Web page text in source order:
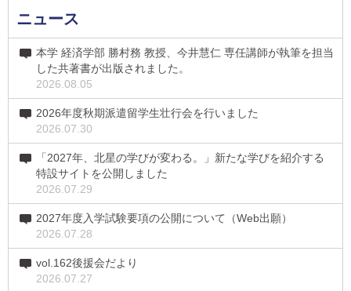
ニュース
本学 経済学部 勝村務 教授、今井慧仁 専任講師が執筆を担当
した共著書が出版されました。
2026.08.05
2026年度秋期派遣留学生壮行会を行いました
2026.07.30
「2027年、北星の学びが変わる。」新たな学びを紹介する
特設サイトを公開しました
2026.07.29
2027年度入学試験要項の公開について（Web出願）
2026.07.28
vol.162後援会だより
2026.07.27